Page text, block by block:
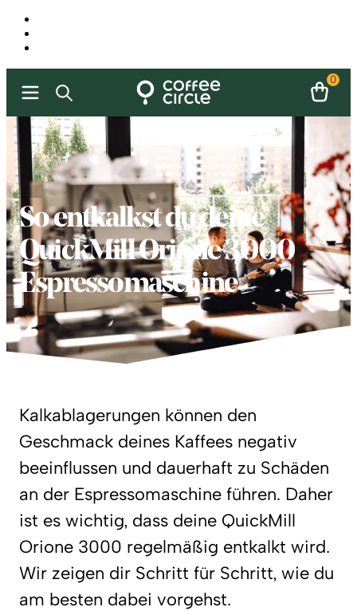
0
So entkalkst du deine
QuickMill Orione 3000
Espressomaschine
Kalkablagerungen können den
Geschmack deines Kaffees negativ
beeinflussen und dauerhaft zu Schäden
an der Espressomaschine führen. Daher
ist es wichtig, dass deine QuickMill
Orione 3000 regelmäßig entkalkt wird.
Wir zeigen dir Schritt für Schritt, wie du
am besten dabei vorgehst.